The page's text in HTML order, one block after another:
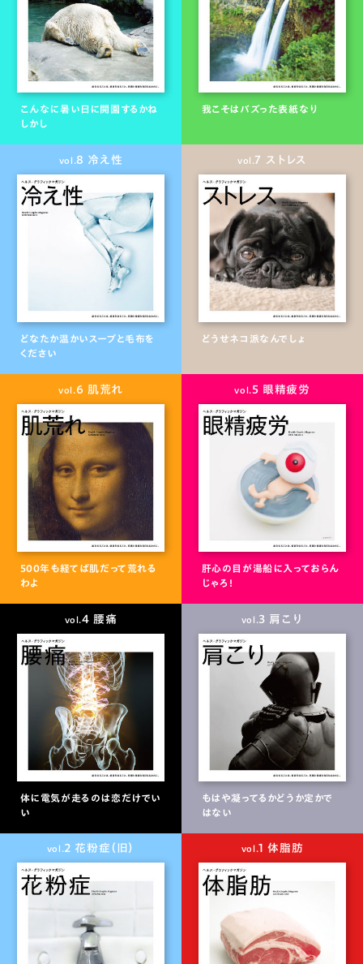
こんなに暑い日に開園するかね
しかし
我こそはバズった表紙なり
vol.8 冷え性
どなたか温かいスープと毛布を
ください
vol. 7 ストレス
どうせネコ派なんでしょ
vol. 6 肌荒れ
500年も経てば肌だって荒れる
わよ
vol. 5 眼精疲労
肝心の目が湯船に入っておらん
じゃろ！
vol. 4 腰痛
体に電気が走るのは恋だけでい
い
vol. 3 肩こり
もはや凝ってるかどうか定かで
はない
vol.2 花粉症（旧） vol.1 体脂肪